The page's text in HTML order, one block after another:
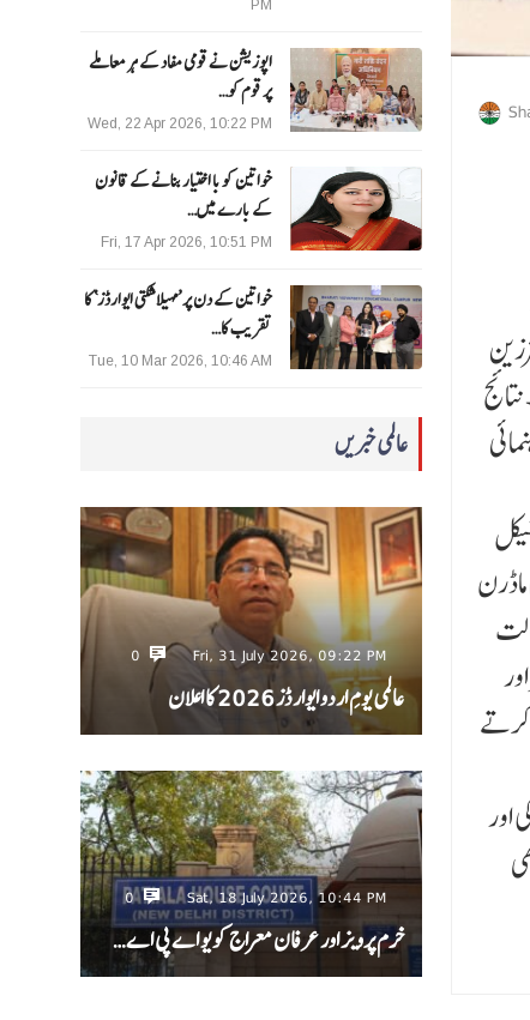
PM
اپوزیشن نے قومی مفاد کے ہر معاملے
پر قوم کو…
Wed, 22 Apr 2026, 10:22 PM
خواتین کو با اختیار بنانے کے قانون
کے بارے میں…
Fri, 17 Apr 2026, 10:51 PM
خواتین کے دن پر ’مہیلا شکتی ایوارڈز‘ کا
تقریب کا…
Tue, 10 Mar 2026, 10:46 AM
عالمی خبریں
Fri, 31 July 2026, 09:22 PM
0
عالمی یومِ اردو ایوارڈز 2026 کا اعلان
Sat, 18 July 2026, 10:44 PM
0
خرم پرویز اور عرفان معراج کو یو اے پی اے…
ناہن نے انگریزی میں 94 ،ہسٹری 93،پولٹیکل
ماڈرن
کرتے
اور